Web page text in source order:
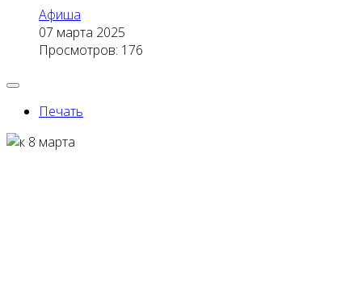
Афиша
07 марта 2025
Просмотров: 176
Печать